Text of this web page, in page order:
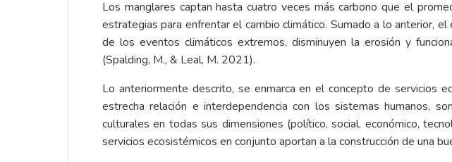
Los manglares captan hasta cuatro veces más carbono que el
estrategias para enfrentar el cambio climático. Sumado a lo anterior,
de los eventos climáticos extremos, disminuyen la erosión y
(Spalding, M., & Leal, M. 2021).
Lo anteriormente descrito, se enmarca en el concepto de servicios
estrecha relación e interdependencia con los sistemas humanos,
culturales en todas sus dimensiones (político, social, económico,
servicios ecosistémicos en conjunto aportan a la construcción de una